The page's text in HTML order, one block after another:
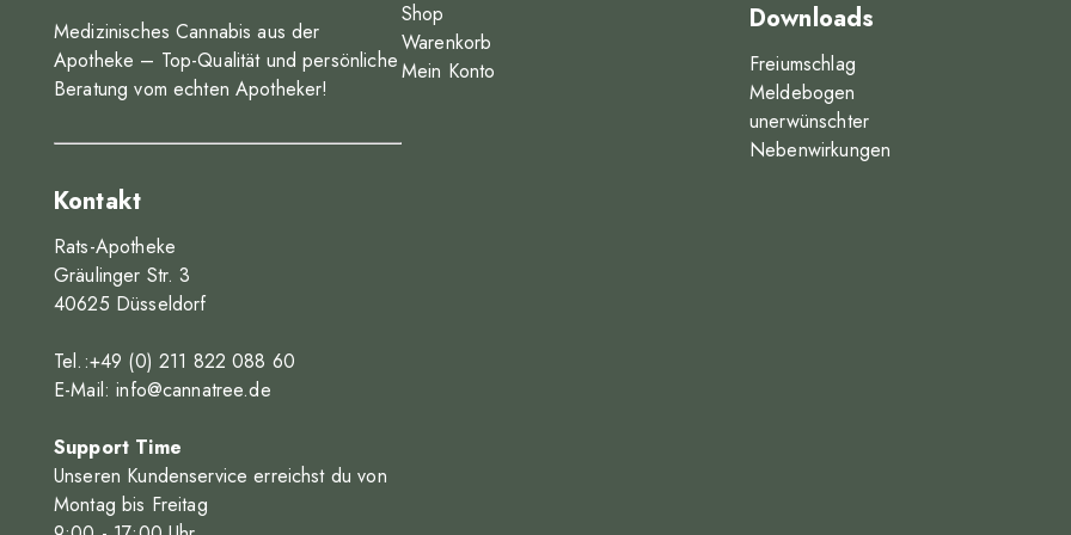
Medizinisches Cannabis aus der
Apotheke – Top-Qualität und persönliche
Beratung vom echten Apotheker!
Kontakt
Rats-Apotheke
Gräulinger Str. 3
40625 Düsseldorf
Tel.:+49 (0) 211 822 088 60
E-Mail:info@cannatree.de
Support Time
Unseren Kundenservice erreichst du von
Montag bis Freitag
Shop
Warenkorb
Mein Konto
Downloads
Freiumschlag
Meldebogen
unerwünschter
Nebenwirkungen